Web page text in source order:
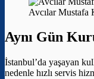
Avcılar Mustafa
Aynı Gün
İstanbul’da yaşayan
nedenle hızlı servis